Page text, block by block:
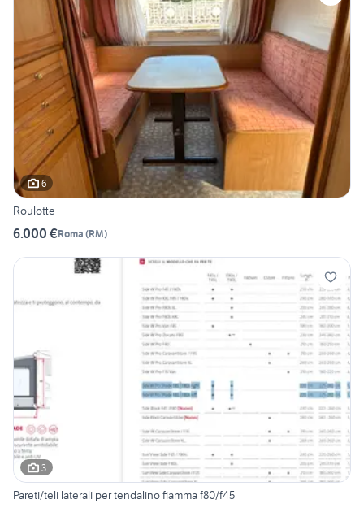
6
Roulotte
6.000 €Roma (RM)
3
Pareti/teli laterali per tendalino fiamma f80/f45